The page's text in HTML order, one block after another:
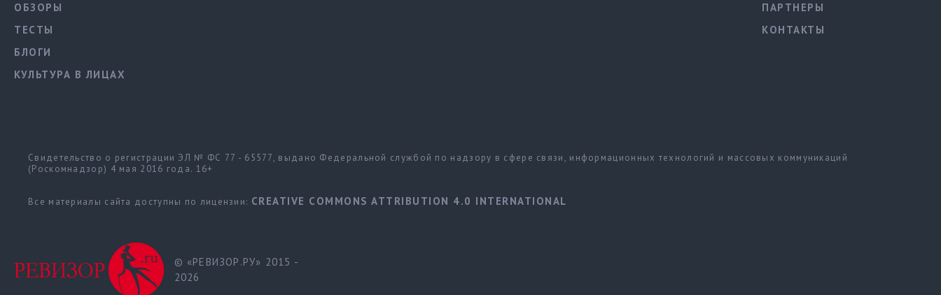
ОБЗОРЫ
ТЕСТЫ
БЛОГИ
КУЛЬТУРА В ЛИЦАХ
ПАРТНЕРЫ
КОНТАКТЫ
Свидетельство о регистрации ЭЛ № ФС 77 - 65577, выдано Федеральной службой по надзору в сфере связи, информационных технологий и массовых коммуникаций
(Роскомнадзор) 4 мая 2016 года. 16+
Все материалы сайта доступны по лицензии: CREATIVE COMMONS ATTRIBUTION 4.0 INTERNATIONAL
© «РЕВИЗОР.РУ» 2015 -
2026